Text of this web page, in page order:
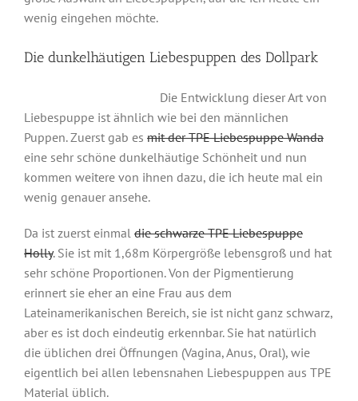
wenig eingehen möchte.
Die dunkelhäutigen Liebespuppen des Dollpark
Die Entwicklung dieser Art von
Liebespuppe ist ähnlich wie bei den männlichen
Puppen. Zuerst gab es mit der TPE Liebespuppe Wanda
eine sehr schöne dunkelhäutige Schönheit und nun
kommen weitere von ihnen dazu, die ich heute mal ein
wenig genauer ansehe.
Da ist zuerst einmal die schwarze TPE Liebespuppe
Holly. Sie ist mit 1,68m Körpergröße lebensgroß und hat
sehr schöne Proportionen. Von der Pigmentierung
erinnert sie eher an eine Frau aus dem
Lateinamerikanischen Bereich, sie ist nicht ganz schwarz,
aber es ist doch eindeutig erkennbar. Sie hat natürlich
die üblichen drei Öffnungen (Vagina, Anus, Oral), wie
eigentlich bei allen lebensnahen Liebespuppen aus TPE
Material üblich.